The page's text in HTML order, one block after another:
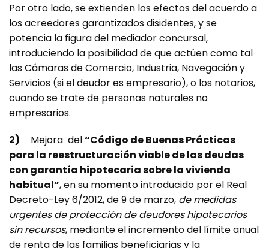
Por otro lado, se extienden los efectos del acuerdo a
los acreedores garantizados disidentes, y se
potencia la figura del mediador concursal,
introduciendo la posibilidad de que actúen como tal
las Cámaras de Comercio, Industria, Navegación y
Servicios (si el deudor es empresario), o los notarios,
cuando se trate de personas naturales no
empresarios.
2) Mejora del“Código de Buenas Prácticas
para la reestructuración viable de las deudas
con garantía hipotecaria sobre la vivienda
habitual”, en su momento introducido por el Real
Decreto-Ley 6/2012, de 9 de marzo, de medidas
urgentes de protección de deudores hipotecarios
sin recursos, mediante el incremento del límite anual
de renta de las familias beneficiarias y la